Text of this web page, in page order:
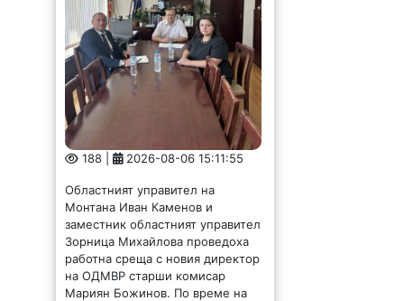
188 | 2026-08-06 15:11:55
Областният управител на
Монтана Иван Каменов и
заместник областният управител
Зорница Михайлова проведоха
работна среща с новия директор
на ОДМВР старши комисар
Мариян Божинов. По време на